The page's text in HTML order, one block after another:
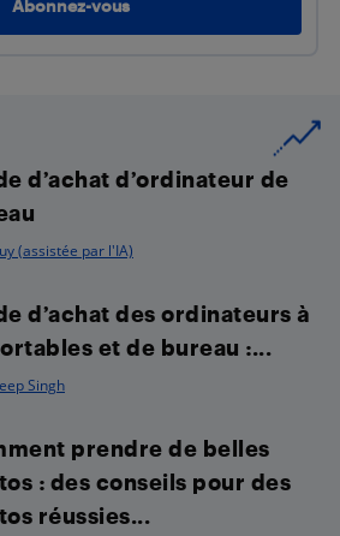
d’achat d’ordinateur de
(assistée par l'IA)
d’achat des ordinateurs à
et de bureau :...
Singh
prendre de belles
: des conseils pour des
réussies...